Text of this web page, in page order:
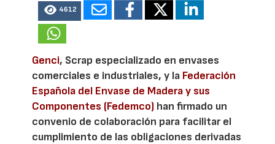
4612
Genci, Scrap especializado en envases
comerciales e industriales, y la Federación
Española del Envase de Madera y sus
Componentes (Fedemco) han firmado un
convenio de colaboración para facilitar el
cumplimiento de las obligaciones derivadas